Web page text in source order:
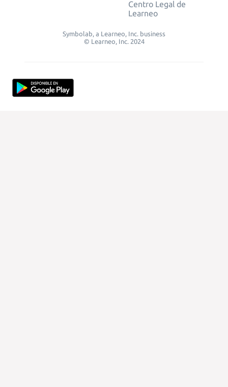
Centro Legal de
Learneo
Symbolab, a Learneo, Inc. business
© Learneo, Inc. 2024